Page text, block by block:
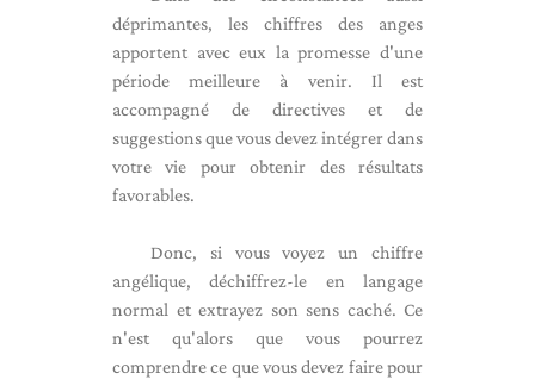
déprimantes, les chiffres des anges
apportent avec eux la promesse d'une
période meilleure à venir. Il est
accompagné de directives et de
suggestions que vous devez intégrer dans
votre vie pour obtenir des résultats
favorables.
Donc, si vous voyez un chiffre
angélique, déchiffrez-le en langage
normal et extrayez son sens caché. Ce
n'est qu'alors que vous pourrez
comprendre ce que vous devez faire pour